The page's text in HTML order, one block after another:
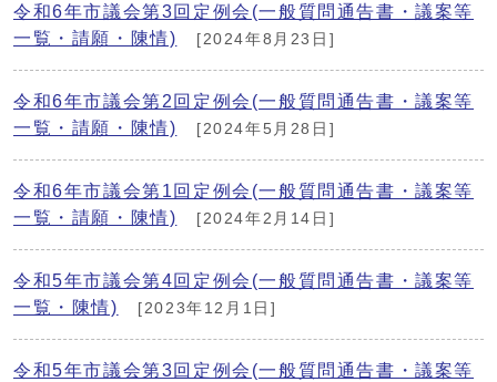
令和6年市議会第3回定例会(一般質問通告書・議案等
一覧・請願・陳情)
[2024年8月23日]
令和6年市議会第2回定例会(一般質問通告書・議案等
一覧・請願・陳情)
[2024年5月28日]
令和6年市議会第1回定例会(一般質問通告書・議案等
一覧・請願・陳情)
[2024年2月14日]
令和5年市議会第4回定例会(一般質問通告書・議案等
一覧・陳情)
[2023年12月1日]
令和5年市議会第3回定例会(一般質問通告書・議案等